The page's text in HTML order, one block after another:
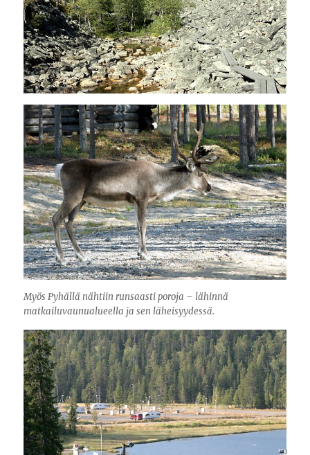
Myös Pyhällä nähtiin runsaasti poroja – lähinnä
matkailuvaunualueella ja sen läheisyydessä.